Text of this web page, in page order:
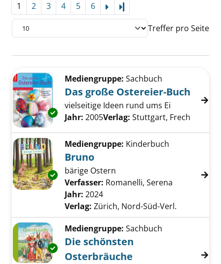
1 2 3 4 5 6
Treffer pro Seite
Zu den Suchfiltern springen
Exemplar-Details von Das große Ostereier-
Mediengruppe: Sachbuch
Das große Ostereier-Buch
vielseitige Ideen rund ums Ei
Suche nach diesem Verfasser
Jahr: 2005Verlag: Stuttgart, Frech
Exemplar-Details von Bruno anzeigen
Mediengruppe: Kinderbuch
Bruno
bärige Ostern
Verfasser: Romanelli, Serena
Jahr: 2024
Verlag: Zürich, Nord-Süd-Verl.
Exemplar-Details von Die schönsten
Mediengruppe: Sachbuch
Die schönsten
Osterbräuche